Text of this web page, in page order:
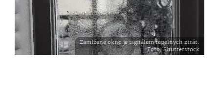
Zamlžené okno je signálem tepelných ztrát.
Foto: Shutterstock